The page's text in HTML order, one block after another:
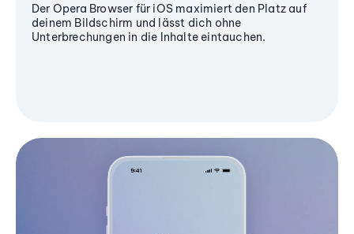
Der Opera Browser für iOS maximiert den Platz auf
deinem Bildschirm und lässt dich ohne
Unterbrechungen in die Inhalte eintauchen.